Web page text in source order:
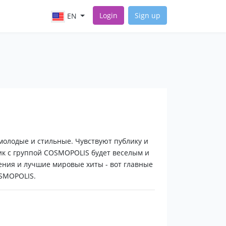
EN Login Sign up
и стильные. Чувствуют публику и
группой COSMOPOLIS будет веселым и
и лучшие мировые хиты - вот главные